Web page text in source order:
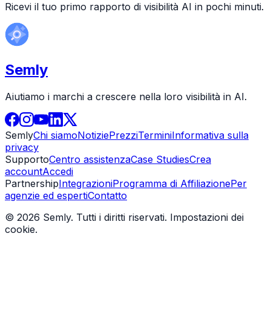
Ricevi il tuo primo rapporto di visibilità AI in pochi minuti.
Semly
Aiutiamo i marchi a crescere nella loro visibilità in AI.
SemlyChi siamoNotiziePrezziTerminiInformativa sulla
privacy
SupportoCentro assistenzaCase StudiesCrea
accountAccedi
PartnershipIntegrazioniProgramma di AffiliazionePer
agenzie ed espertiContatto
© 2026 Semly. Tutti i diritti riservati. Impostazioni dei
cookie.